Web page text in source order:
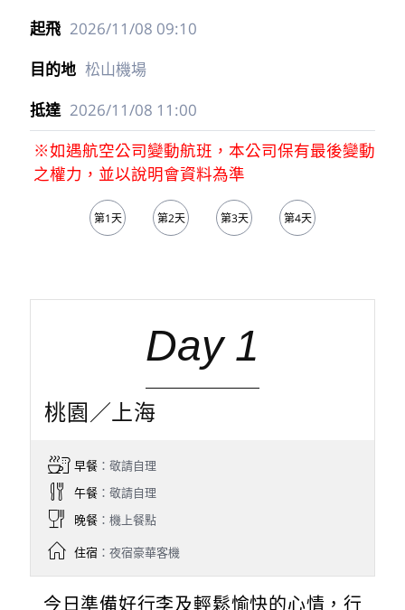
2026/11/08 09:10
松山機場
2026/11/08 11:00
※如遇航空公司變動航班，本公司保有最後變動
之權力，並以說明會資料為準
第1天 第2天 第3天 第4天
Day 1
桃園／上海
早餐：敬請自理
午餐：敬請自理
晚餐：機上餐點
住宿：夜宿豪華客機
今日準備好行李及輕鬆愉快的心情，行